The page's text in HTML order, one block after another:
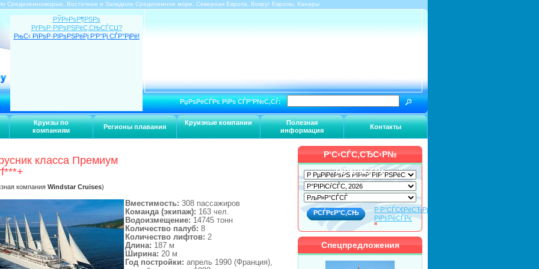
Средиземноморью, Восточное и Западное Средиземное море, Северная Европа, Вокруг Европы, Канары
Круизы по
компаниям
Регионы плавания
Круизные компании
Полезная
информация
Контакты
РЎР»РѕР¶РЅРѕ
РґРѕР·РІРѕРЅРёС‚СЊСЃСЏ?
РњС‹ РїРѕР·РІРѕРЅРёРј Р’Р°Рј СЃР°РјРё!
РџРѕРёСЃРє РїРѕ СЃР°Р№С‚Сѓ:
класса Премиум
компания Windstar Cruises)
Вместимость: 308 пассажиров
Команда (экипаж): 163 чел.
Водоизмещение: 14745 тонн
Количество палуб: 8
Количество лифтов: 2
Длина: 187 м
Ширина: 20 м
Год постройки: апрель 1990 (Франция),
Р‘С‹СЃС‚СЂС‹Р№
РїРѕРёСЃРє
Р Р°СЃС€РёСЂРµРЅРЅС‹Р№
РїРѕРёСЃРє
Спецпредложения